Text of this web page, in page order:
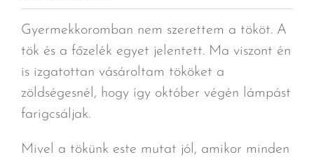
Gyermekkoromban nem szerettem a tököt. A
tök és a főzelék egyet jelentett. Ma viszont én
is izgatottan vásároltam tököket a
zöldségesnél, hogy így október végén lámpást
farigcsáljak.
Mivel a tökünk este mutat jól, amikor minden